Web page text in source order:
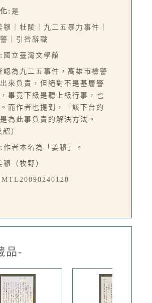
:是
穆｜杜陵｜九二五暴力事件｜
｜引咎辭職
國立臺灣文學館
認為九二五事件，高雄市檢警
來負責，但絕對不是基層警
畢竟下級是聽上級行事，也
而作者也提到，「該下台的
為此事負責的解決方法。
韶）
作者本名為「姜穆」。
穆（牧野）
品-